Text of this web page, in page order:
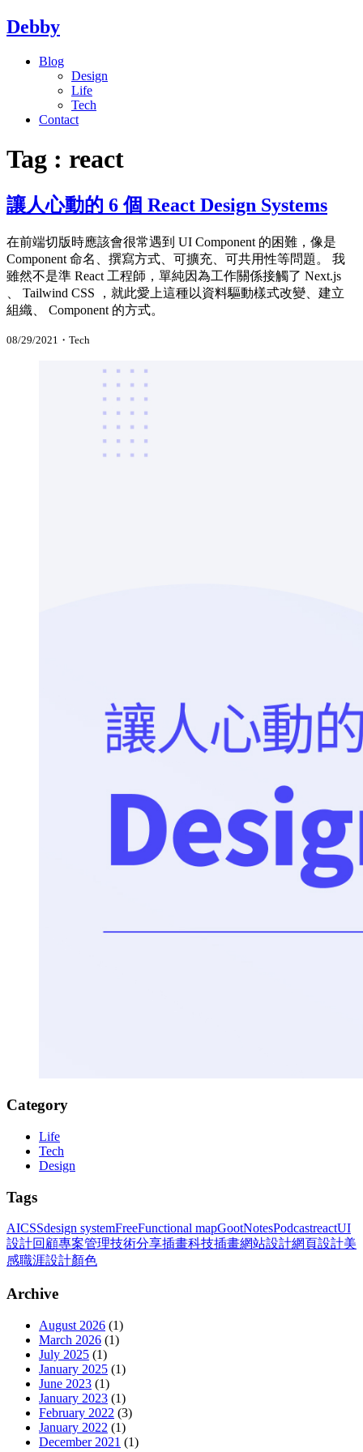
Debby
Blog
Design
Life
Tech
Contact
Tag : react
讓人心動的 6 個 React Design Systems
在前端切版時應該會很常遇到 UI Component 的困難，像是
Component 命名、撰寫方式、可擴充、可共用性等問題。 我
雖然不是準 React 工程師，單純因為工作關係接觸了 Next.js
、 Tailwind CSS ，就此愛上這種以資料驅動樣式改變、建立
組織、 Component 的方式。
08/29/2021 ・ Tech
Category
Life
Tech
Design
Tags
AICSSdesign systemFreeFunctional mapGootNotesPodcastreactUI
設計回顧專案管理技術分享插畫科技插畫網站設計網頁設計美
感職涯設計顏色
Archive
August 2026 (1)
March 2026 (1)
July 2025 (1)
January 2025 (1)
June 2023 (1)
January 2023 (1)
February 2022 (3)
January 2022 (1)
December 2021 (1)